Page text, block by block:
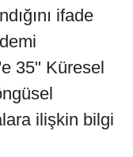
ifade
35" Küresel
ilişkin bilgi